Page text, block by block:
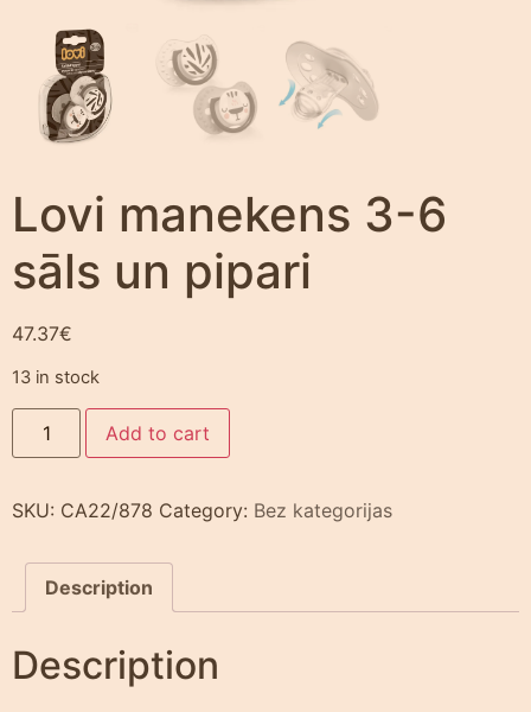
Lovi manekens 3-6
sāls un pipari
47.37€
13 in stock
Add to cart
SKU: CA22/878 Category: Bez kategorijas
Description
Description